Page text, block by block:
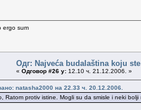
ergo sum
Одг: Najveća budalaština koju
« Одговор #26 у: 12.10 ч. 21.12.2006. »
natasha2000 на 22.33 ч. 20.12.2006.
Ratom protiv istine. Mogli su da smisle i neki